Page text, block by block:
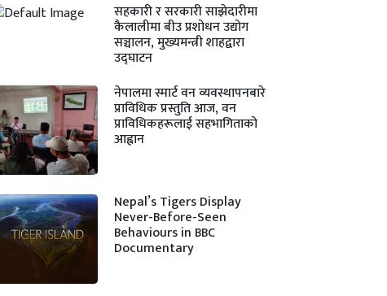
सहकारी र सरकारी साझेदारीमा
कैलालीमा बीउ प्रशोधन उद्योग
सञ्चालन, मुख्यमन्त्री शाहद्वारा
उद्घाटन
नेपालमा स्मार्ट वन व्यवस्थापनबारे
प्राविधिक प्रस्तुति आज, वन
प्राविधिकहरूलाई सहभागिताको
आह्वान
Nepal’s Tigers Display
Never-Before-Seen
Behaviours in BBC
Documentary